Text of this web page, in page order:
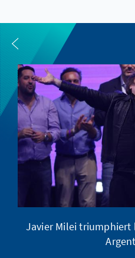
Javier Milei triumphiert